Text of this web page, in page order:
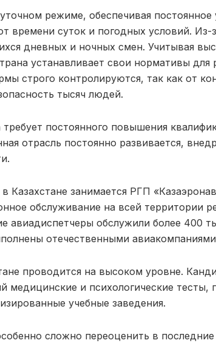
режиме, обеспечивая постоянное
суток и погодных условий. Из-
дневных и ночных смен. Учитывая
устанавливает свои нормативы для
строго контролируются, так как от
тысяч людей.
постоянного повышения
отрасль постоянно развивается,
Казахстане занимается РГП
обслуживание на всей территории
авиадиспетчеры обслужили более 400
отечественными
проводится на высоком уровне.
и психологические тесты,
учебные заведения.
сложно переоценить в